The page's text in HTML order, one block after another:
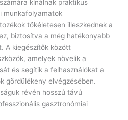
kínálnak praktikus
munkafolyamatok
tökéletesen illeszkednek a
biztosítva a még hatékonyabb
A kiegészítők között
amelyek növelik a
és segítik a felhasználókat a
gördülékeny elvégzésében.
révén hosszú távú
gasztronómiai